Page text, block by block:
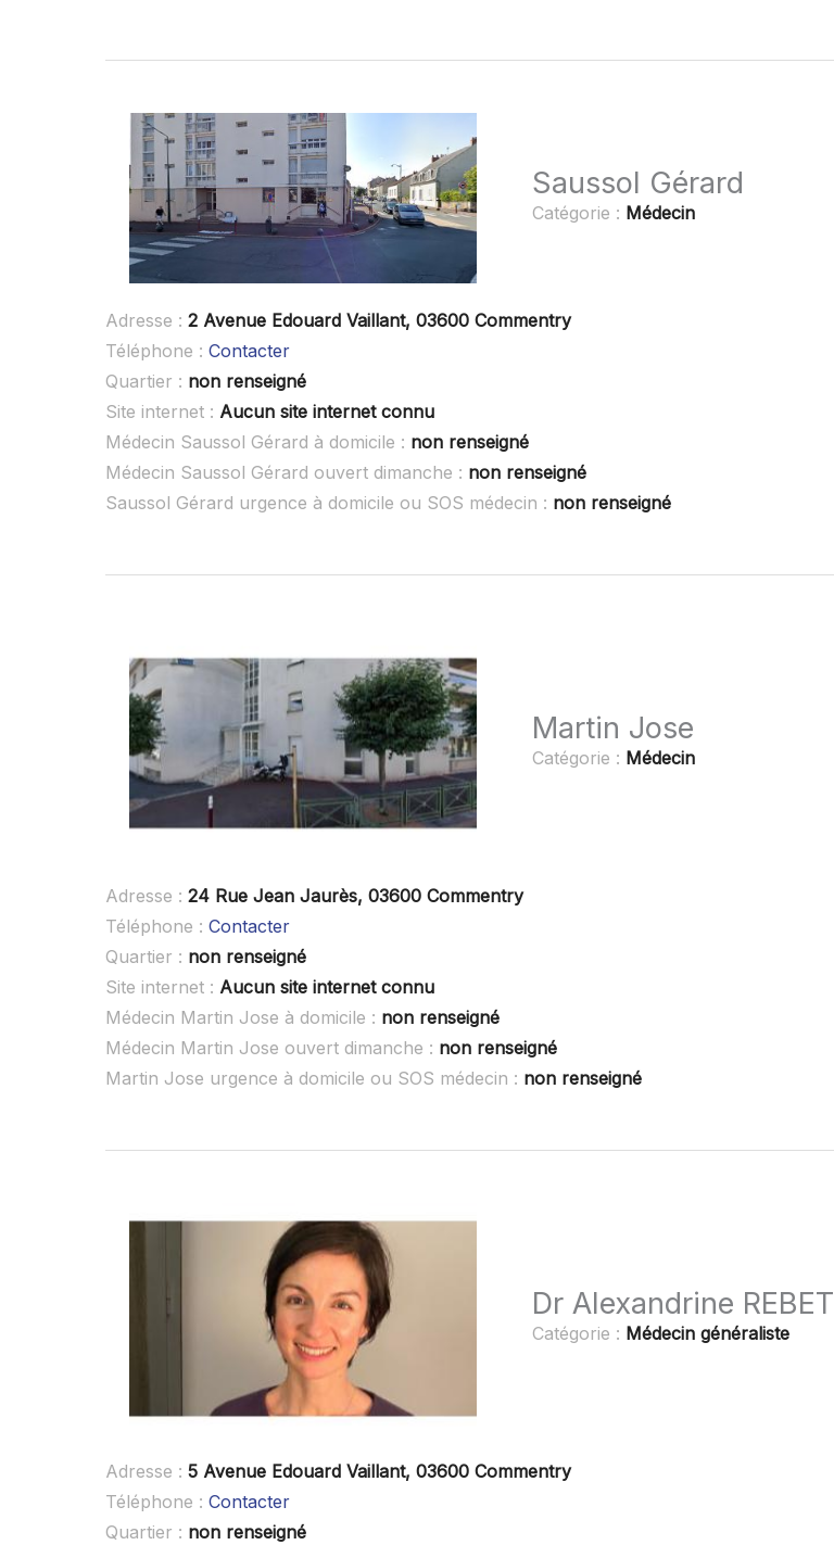
Saussol Gérard
Catégorie : Médecin
Adresse : 2 Avenue Edouard Vaillant, 03600 Commentry
Téléphone : Contacter
Quartier : non renseigné
Site internet : Aucun site internet connu
Médecin Saussol Gérard à domicile : non renseigné
Médecin Saussol Gérard ouvert dimanche : non renseigné
Saussol Gérard urgence à domicile ou SOS médecin : non renseigné
Martin Jose
Catégorie : Médecin
Adresse : 24 Rue Jean Jaurès, 03600 Commentry
Téléphone : Contacter
Quartier : non renseigné
Site internet : Aucun site internet connu
Médecin Martin Jose à domicile : non renseigné
Médecin Martin Jose ouvert dimanche : non renseigné
Martin Jose urgence à domicile ou SOS médecin : non renseigné
Dr Alexandrine REBET
Catégorie : Médecin généraliste
Adresse : 5 Avenue Edouard Vaillant, 03600 Commentry
Téléphone : Contacter
Quartier : non renseigné